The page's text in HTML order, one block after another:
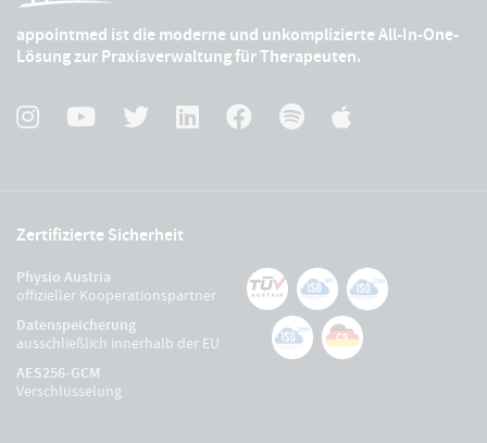
appointmed ist die moderne und unkomplizierte All-In-One-
Lösung zur Praxisverwaltung für Therapeuten.
Zertifizierte Sicherheit
Physio Austria
offizieller Kooperationspartner
Datenspeicherung
ausschließlich innerhalb der EU
AES256-GCM
Verschlüsselung